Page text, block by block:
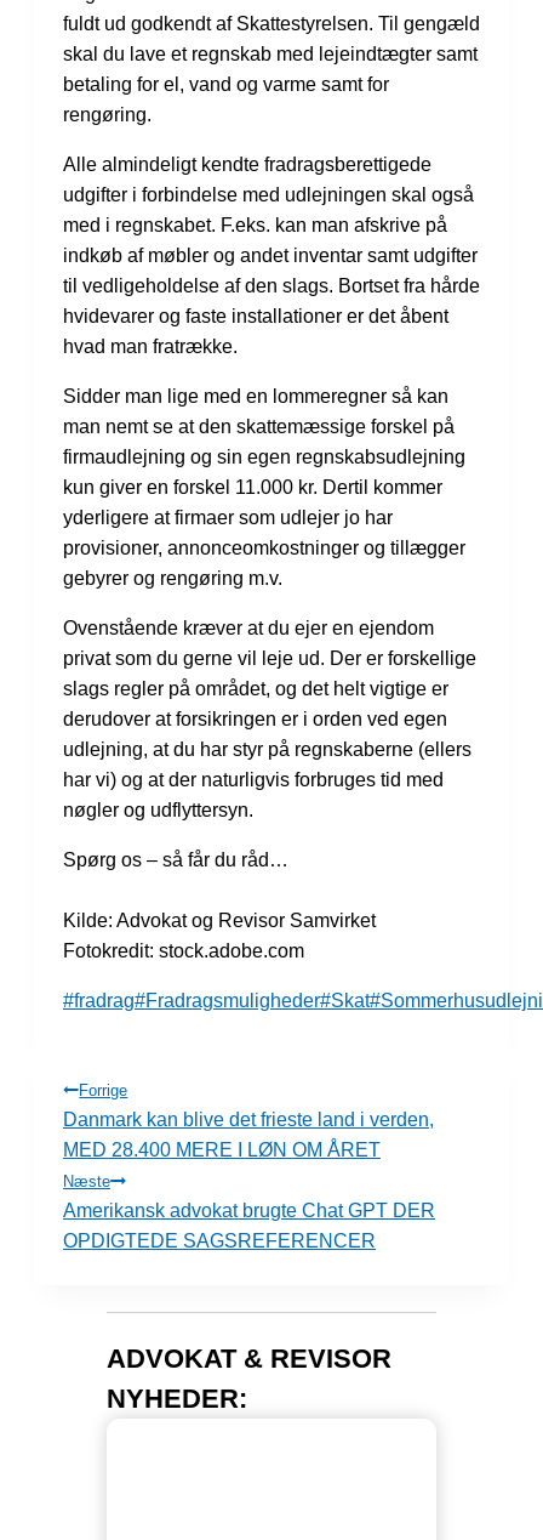
fuldt ud godkendt af Skattestyrelsen. Til gengæld
skal du lave et regnskab med lejeindtægter samt
betaling for el, vand og varme samt for
rengøring.
Alle almindeligt kendte fradragsberettigede
udgifter i forbindelse med udlejningen skal også
med i regnskabet. F.eks. kan man afskrive på
indkøb af møbler og andet inventar samt udgifter
til vedligeholdelse af den slags. Bortset fra hårde
hvidevarer og faste installationer er det åbent
hvad man fratrække.
Sidder man lige med en lommeregner så kan
man nemt se at den skattemæssige forskel på
firmaudlejning og sin egen regnskabsudlejning
kun giver en forskel 11.000 kr. Dertil kommer
yderligere at firmaer som udlejer jo har
provisioner, annonceomkostninger og tillægger
gebyrer og rengøring m.v.
Ovenstående kræver at du ejer en ejendom
privat som du gerne vil leje ud. Der er forskellige
slags regler på området, og det helt vigtige er
derudover at forsikringen er i orden ved egen
udlejning, at du har styr på regnskaberne (ellers
har vi) og at der naturligvis forbruges tid med
nøgler og udflyttersyn.
Spørg os – så får du råd…
Kilde: Advokat og Revisor Samvirket
Fotokredit: stock.adobe.com
Indlæg-
#fradrag#Fradragsmuligheder#Skat#
INDLÆGSNAVIGATION
Forrige
Danmark kan blive det frieste land i verden,
MED 28.400 MERE I LØN OM ÅRET
Næste
Amerikansk advokat brugte Chat GPT DER
OPDIGTEDE SAGSREFERENCER
ADVOKAT & REVISOR
NYHEDER: